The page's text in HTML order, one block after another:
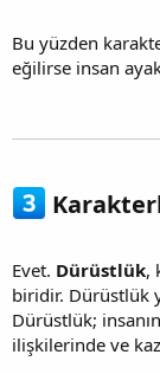
Bu yüzden
eğilirse insan
Evet. Dürüstlük,
biridir. Dürüstlük
Dürüstlük;
ilişkilerinde ve